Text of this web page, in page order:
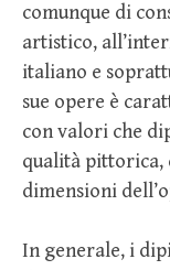
comunque di
artistico,
italiano e
sue opere è
con valori che
qualità pittorica,
dimensioni
In generale, i